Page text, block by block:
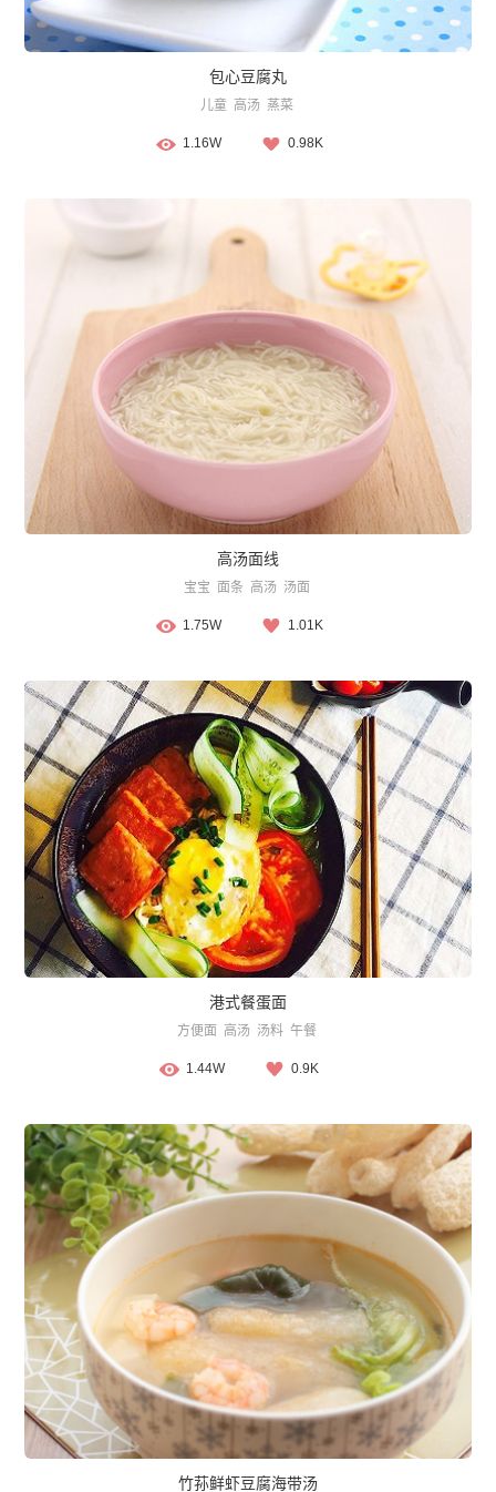
包心豆腐丸
儿童 高汤 蒸菜
1.16W 0.98K
高汤面线
宝宝 面条 高汤 汤面
1.75W 1.01K
港式餐蛋面
方便面 高汤 汤料 午餐
1.44W 0.9K
竹荪鲜虾豆腐海带汤